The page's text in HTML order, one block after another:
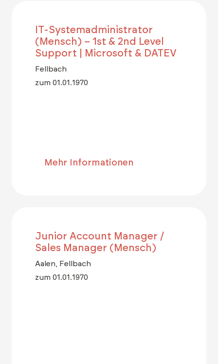
IT-Systemadministrator
(Mensch) – 1st & 2nd Level
Support | Microsoft & DATEV
Fellbach
zum 01.01.1970
Mehr Informationen
Junior Account Manager /
Sales Manager (Mensch)
Aalen, Fellbach
zum 01.01.1970